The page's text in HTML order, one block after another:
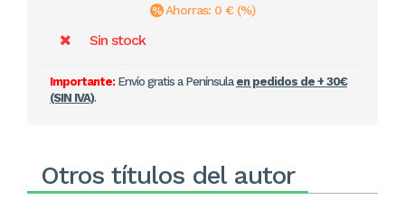
Ahorras: 0 € (%)
Sin stock
Importante:Envío gratis a Península en pedidos de + 30€
(SIN IVA).
Otros títulos del autor